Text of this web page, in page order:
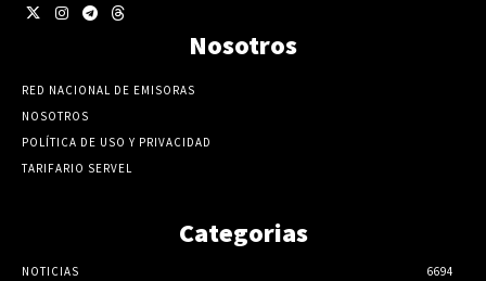
Nosotros
RED NACIONAL DE EMISORAS
NOSOTROS
POLÍTICA DE USO Y PRIVACIDAD
TARIFARIO SERVEL
Categorias
NOTICIAS
6694